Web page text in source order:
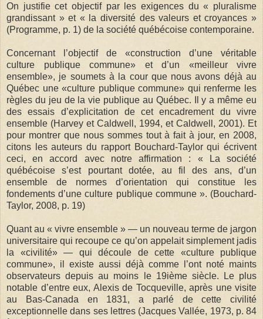
On justifie cet objectif par les exigences du « pluralisme
grandissant » et « la diversité des valeurs et croyances »
(Programme, p. 1) de la société québécoise contemporaine.
Concernant l’objectif de «construction d’une véritable
culture publique commune» et d’un «meilleur vivre
ensemble», je soumets à la cour que nous avons déjà au
Québec une «culture publique commune» qui renferme les
règles du jeu de la vie publique au Québec. Il y a même eu
des essais d’explicitation de cet encadrement du vivre
ensemble (Harvey et Caldwell, 1994, et Caldwell, 2001). Et
pour montrer que nous sommes tout à fait à jour, en 2008,
citons les auteurs du rapport Bouchard-Taylor qui écrivent
ceci, en accord avec notre affirmation : « La société
québécoise s’est pourtant dotée, au fil des ans, d’un
ensemble de normes d’orientation qui constitue les
fondements d’une culture publique commune ». (Bouchard-
Taylor, 2008, p. 19)
Quant au « vivre ensemble » — un nouveau terme de jargon
universitaire qui recoupe ce qu’on appelait simplement jadis
la «civilité» — qui découle de cette «culture publique
commune», il existe aussi déjà comme l’ont noté maints
observateurs depuis au moins le 19ième siècle. Le plus
notable d’entre eux, Alexis de Tocqueville, après une visite
au Bas-Canada en 1831, a parlé de cette civilité
exceptionnelle dans ses lettres (Jacques Vallée, 1973, p. 84